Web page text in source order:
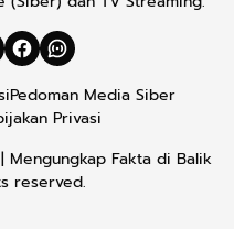
Pedoman Media Siber
Privasi
| Mengungkap Fakta di Balik
reserved.